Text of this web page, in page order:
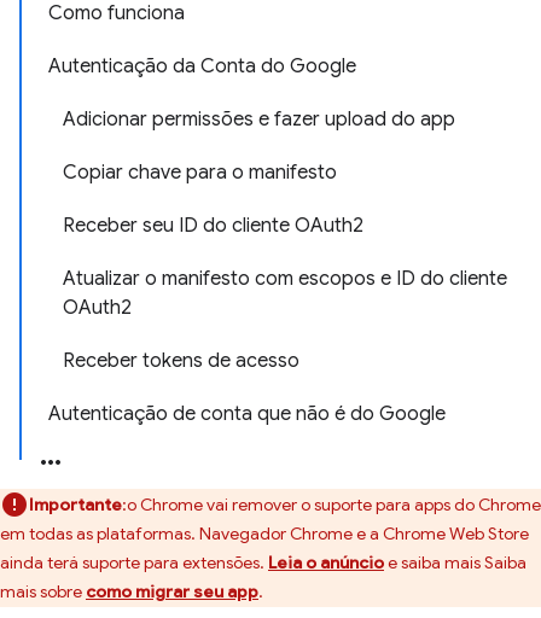
Como funciona
Autenticação da Conta do Google
Adicionar permissões e fazer upload do app
Copiar chave para o manifesto
Receber seu ID do cliente OAuth2
Atualizar o manifesto com escopos e ID do cliente
OAuth2
Receber tokens de acesso
Autenticação de conta que não é do Google
Importante:o Chrome vai remover o suporte para apps do Chrome
em todas as plataformas. Navegador Chrome e a Chrome Web Store
ainda terá suporte para extensões. Leia o anúncioe saiba mais Saiba
mais sobre como migrar seu app.